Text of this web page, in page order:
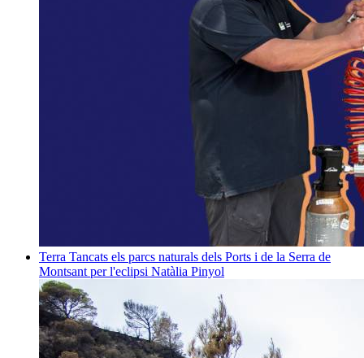
Terra Tancats els parcs naturals dels Ports i de la Serra de
Montsant per l'eclipsi Natàlia Pinyol